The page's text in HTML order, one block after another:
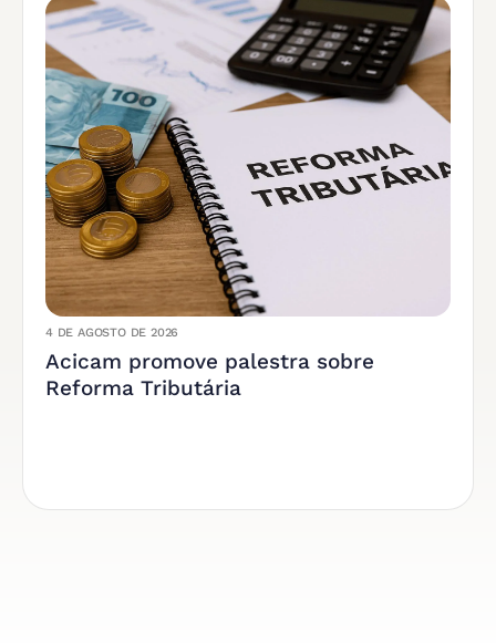
4 DE AGOSTO DE 2026
Acicam promove palestra sobre
Reforma Tributária